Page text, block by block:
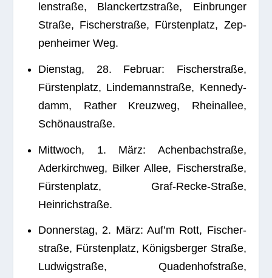
len­straße, Blan­ckertz­straße, Ein­brun­ger
Straße, Fischer­straße, Fürs­ten­platz, Zep­
pe­n­hei­mer Weg.
Diens­tag, 28. Februar: Fischer­straße,
Fürs­ten­platz, Lin­de­mann­straße, Ken­ne­dy­
damm, Rather Kreuz­weg, Rhein­al­lee,
Schönaustraße.
Mitt­woch, 1. März: Achen­bach­straße,
Ader­kirch­weg, Bil­ker Allee, Fischer­straße,
Fürs­ten­platz, Graf-Recke-Straße,
Heinrichstraße.
Don­ners­tag, 2. März: Auf’m Rott, Fischer­
straße, Fürs­ten­platz, Königs­ber­ger Straße,
Lud­wig­straße, Qua­den­hof­straße,